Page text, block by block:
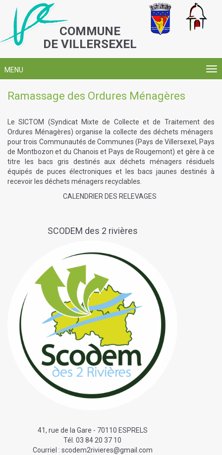
COMMUNE
DE VILLERSEXEL
MENU
Ramassage des Ordures Ménagères
Le SICTOM (Syndicat Mixte de Collecte et de Traitement des
Ordures Ménagères) organise la collecte des déchets ménagers
pour trois Communautés de Communes (Pays de Villersexel, Pays
de Montbozon et du Chanois et Pays de Rougemont) et gère à ce
titre les bacs gris destinés aux déchets ménagers résiduels
équipés de puces électroniques et les bacs jaunes destinés à
recevoir les déchets ménagers recyclables.
CALENDRIER DES RELEVAGES
SCODEM des 2 rivières
41, rue de la Gare - 70110 ESPRELS
Tél. 03 84 20 37 10
Courriel : scodem2rivieres@gmail.com